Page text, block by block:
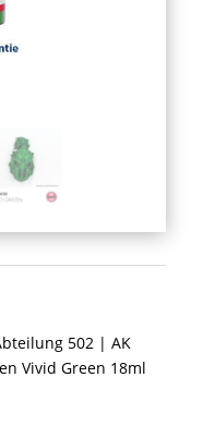
502| AK
Vivid Green 18ml